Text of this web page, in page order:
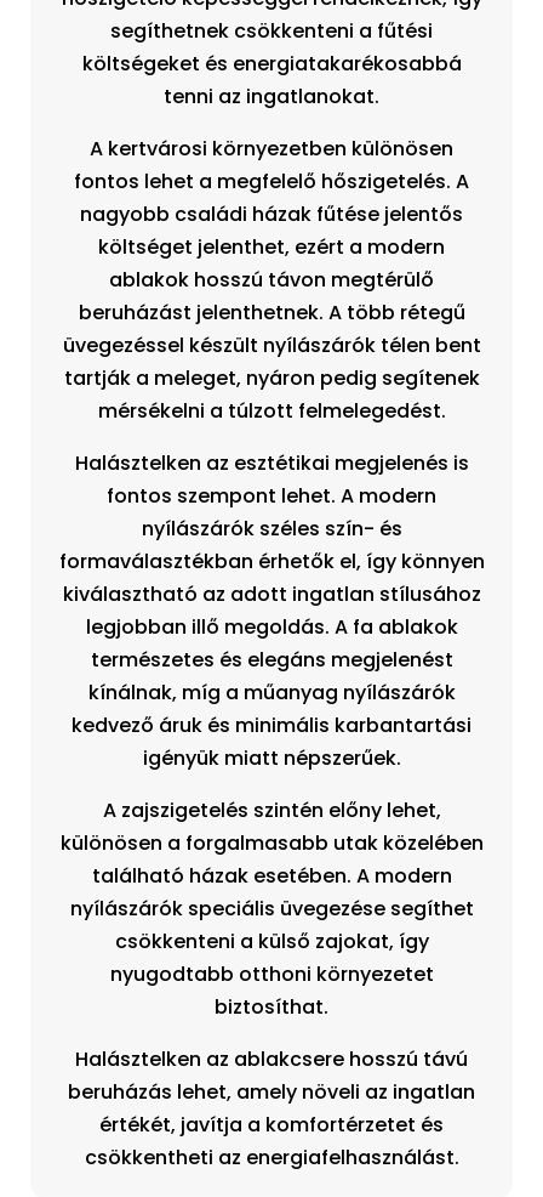
segíthetnek csökkenteni a fűtési
költségeket és energiatakarékosabbá
tenni az ingatlanokat.
A kertvárosi környezetben különösen
fontos lehet a megfelelő hőszigetelés. A
nagyobb családi házak fűtése jelentős
költséget jelenthet, ezért a modern
ablakok hosszú távon megtérülő
beruházást jelenthetnek. A több rétegű
üvegezéssel készült nyílászárók télen bent
tartják a meleget, nyáron pedig segítenek
mérsékelni a túlzott felmelegedést.
Halásztelken az esztétikai megjelenés is
fontos szempont lehet. A modern
nyílászárók széles szín- és
formaválasztékban érhetők el, így könnyen
kiválasztható az adott ingatlan stílusához
legjobban illő megoldás. A fa ablakok
természetes és elegáns megjelenést
kínálnak, míg a műanyag nyílászárók
kedvező áruk és minimális karbantartási
igényük miatt népszerűek.
A zajszigetelés szintén előny lehet,
különösen a forgalmasabb utak közelében
található házak esetében. A modern
nyílászárók speciális üvegezése segíthet
csökkenteni a külső zajokat, így
nyugodtabb otthoni környezetet
biztosíthat.
Halásztelken az ablakcsere hosszú távú
beruházás lehet, amely növeli az ingatlan
értékét, javítja a komfortérzetet és
csökkentheti az energiafelhasználást.